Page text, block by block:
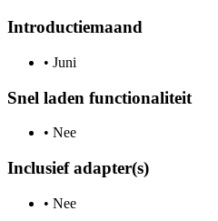
Introductiemaand
• Juni
Snel laden functionaliteit
• Nee
Inclusief adapter(s)
• Nee